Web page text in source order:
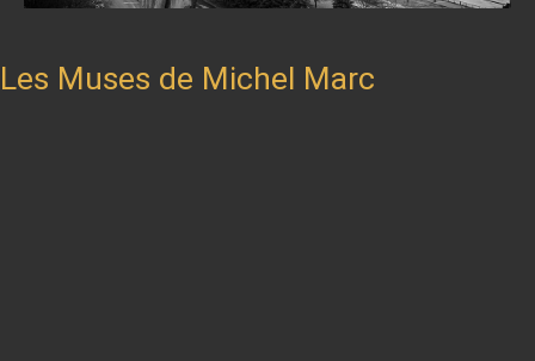
Les Muses de Michel Marc